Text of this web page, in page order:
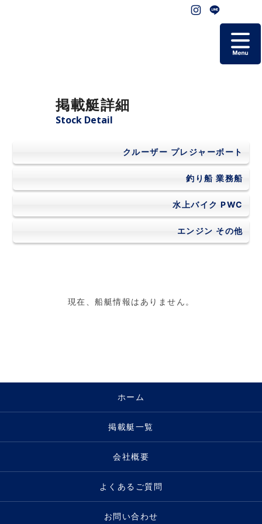
会社概要
よくあるご質問
お問い合わせ
個人情報保護方針
掲載艇詳細
Stock Detail
クルーザー プレジャーボート
釣り船 業務船
水上バイク PWC
エンジン その他
現在、船艇情報はありません。
ホーム
掲載艇一覧
会社概要
よくあるご質問
お問い合わせ